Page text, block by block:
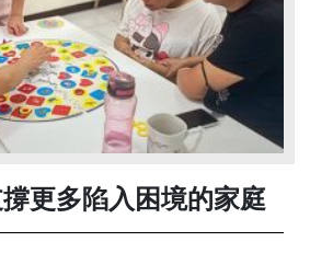
更多陷入困境的家庭